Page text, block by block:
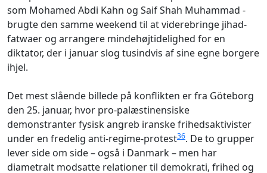
som Mohamed Abdi Kahn og Saif Shah Muhammad -
brugte den samme weekend til at viderebringe jihad-
fatwaer og arrangere mindehøjtidelighed for en
diktator, der i januar slog tusindvis af sine egne borgere
ihjel.
Det mest slående billede på konflikten er fra Göteborg
den 25. januar, hvor pro-palæstinensiske
demonstranter fysisk angreb iranske frihedsaktivister
under en fredelig anti-regime-protest36. De to grupper
lever side om side – også i Danmark – men har
diametralt modsatte relationer til demokrati, frihed og